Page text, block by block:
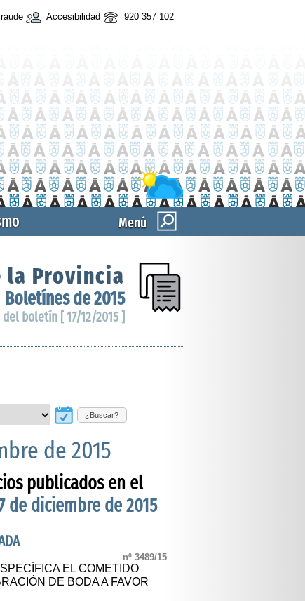
Accesibilidad 920 357 102
Menú
Provincia
Boletínes de 2015
del boletín [ 17/12/2015 ]
¿Buscar?
de 2015
publicados en el
de diciembre de 2015
nº 3489/15
EL COMETIDO
DE BODA A FAVOR